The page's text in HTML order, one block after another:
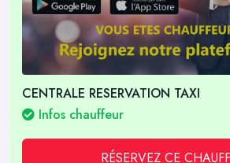
CENTRALE RESERVATION TAXI
Infos chauffeur
RÉSERVEZ CE